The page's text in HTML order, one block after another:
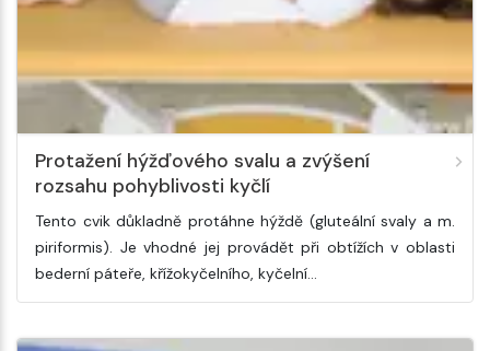
Protažení hýžďového svalu a zvýšení
rozsahu pohyblivosti kyčlí
Tento cvik důkladně protáhne hýždě (gluteální svaly a m.
piriformis). Je vhodné jej provádět při obtížích v oblasti
bederní páteře, křížokyčelního, kyčelní…